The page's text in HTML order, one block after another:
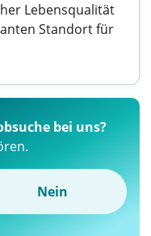
Lebensqualität
Standort für
bei uns?
Nein